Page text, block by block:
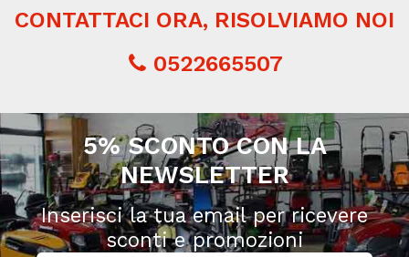
CONTATTACI ORA, RISOLVIAMO NOI
0522665507
5% SCONTO CON LA
NEWSLETTER
Inserisci la tua email per ricevere
sconti e promozioni